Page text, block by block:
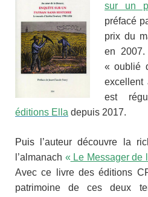
sur un
préfacé
prix du
en
« oublié
excellent
est
éditions Ella depuis 2017.
Puis l ’auteur découvre la
l’almanach « Le Messager de
Avec ce livre des éditions
patrimoine de ces deux